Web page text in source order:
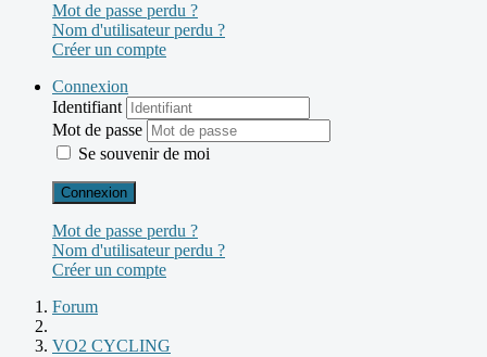
Mot de passe perdu ?
Nom d'utilisateur perdu ?
Créer un compte
Connexion
Identifiant
Mot de passe
Se souvenir de moi
Connexion
Mot de passe perdu ?
Nom d'utilisateur perdu ?
Créer un compte
Forum
VO2 CYCLING